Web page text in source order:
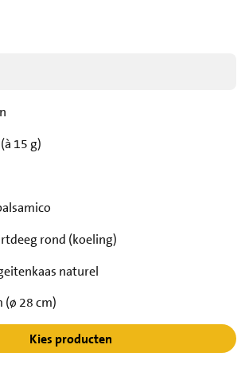
15 g)
rond (koeling)
naturel
(ø 28 cm)
Kies producten